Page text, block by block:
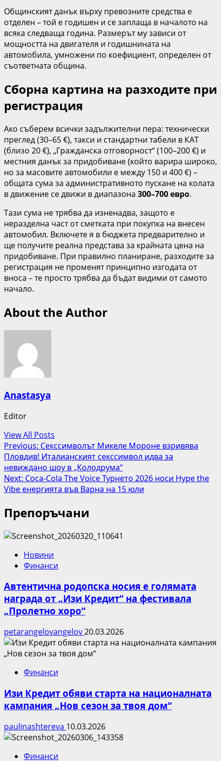
Общинският данък върху превозните средства е
отделен – той е годишен и се заплаща в началото на
всяка следваща година. Размерът му зависи от
мощността на двигателя и годишнината на
автомобила, умножени по коефициент, определен от
съответната община.
Сборна картина на разходите при
регистрация
Ако съберем всички задължителни пера: технически
преглед (30–65 €), такси и стандартни табели в КАТ
(близо 20 €), „Гражданска отговорност“ (100–200 €) и
местния данък за придобиване (който варира широко,
но за масовите автомобили е между 150 и 400 €) –
общата сума за административното пускане на колата
в движение се движи в диапазона 300–700 евро.
Тази сума не трябва да изненадва, защото е
неразделна част от сметката при покупка на внесен
автомобил. Включете я в бюджета предварително и
ще получите реална представа за крайната цена на
придобиване. При правилно планиране, разходите за
регистрация не променят принципно изгодата от
вноса – те просто трябва да бъдат видими от самото
начало.
About the Author
Anastasya
Editor
View All Posts
Post
navigation
Previous: Секссимволът Микеле Мороне взривява
Пловдив! Италианският секссимвол идва за
невиждано шоу в „Колодрума“
Next: Coca-Cola The Voice Турнето 2026 носи Hype the
Vibe енергията във Варна на 15 юли
Препоръчани
Новини
Финанси
Автентична родопска носия е голямата
награда от „Изи Кредит“ на фестивала
„Пролетно хоро“
petarangelovangelov20.03.2026
Финанси
Изи Кредит обяви старта на националната
кампания „Нов сезон за твоя дом“
paulinashtereva 10.03.2026
Финанси